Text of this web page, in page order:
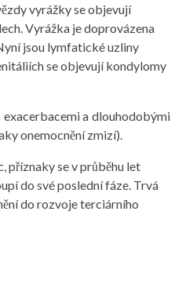
vyrážky se objevují
Vyrážka je doprovázena
jsou lymfatické uzliny
se objevují kondylomy
a dlouhodobými
onemocnění zmizí).
příznaky se v průběhu let
do své poslední fáze. Trvá
do rozvoje terciárního